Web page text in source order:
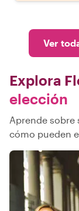
Ver
Explora
elección
Aprende sobre
cómo pueden